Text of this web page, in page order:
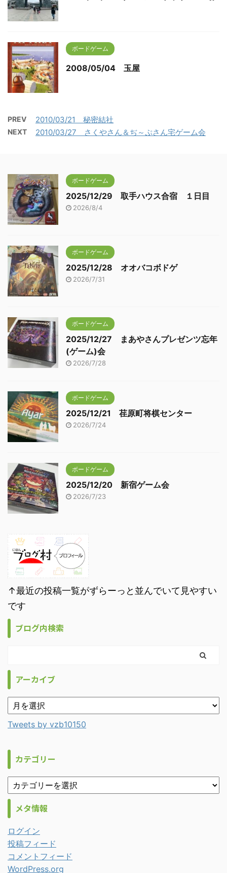
ボードゲーム
2008/05/04 玉屋
PREV 2010/03/21 秘密結社
NEXT 2010/03/27 さくやさん＆ぢ～ぷさん宅ゲーム会
ボードゲーム
2025/12/29 取手ハウス合宿 １日目
2026/8/4
ボードゲーム
2025/12/28 オオバコボドゲ
2026/7/31
ボードゲーム
2025/12/27 まあやさんプレゼンツ忘年
(ゲーム)会
2026/7/28
ボードゲーム
2025/12/21 荏原町将棋センター
2026/7/24
ボードゲーム
2025/12/20 新宿ゲーム会
2026/7/23
↑最近の投稿一覧がずらーっと並んでいて見やすい
です
ブログ内検索
アーカイブ
Tweets by vzb10150
カテゴリー
メタ情報
ログイン
投稿フィード
コメントフィード
WordPress.org